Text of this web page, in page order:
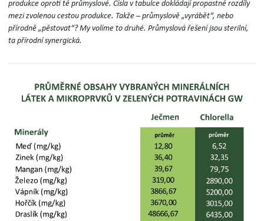
produkce oproti té průmyslové. Čísla v tabulce dokládají propastné rozdíly
mezi zvolenou cestou produkce. Takže – průmyslově „vyrábět“, nebo
přírodně „pěstovat“? My volíme to druhé. Průmyslová řešení jsou sterilní,
ta přírodní synergická.